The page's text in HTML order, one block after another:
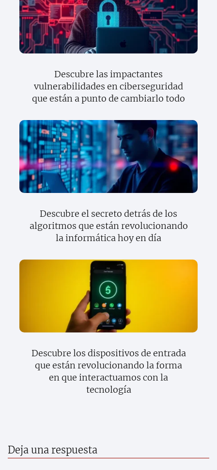
Descubre las impactantes
vulnerabilidades en ciberseguridad
que están a punto de cambiarlo todo
Descubre el secreto detrás de los
algoritmos que están revolucionando
la informática hoy en día
Descubre los dispositivos de entrada
que están revolucionando la forma
en que interactuamos con la
tecnología
Deja una respuesta